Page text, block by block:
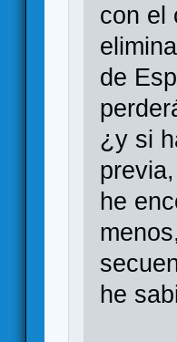
con el
de
¿y si
he
he